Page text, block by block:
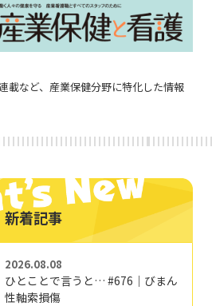
載など、産業保健分野に特化した情報
新着記事
2026.08.08
ひとことで言うと… #676｜びまん
性軸索損傷